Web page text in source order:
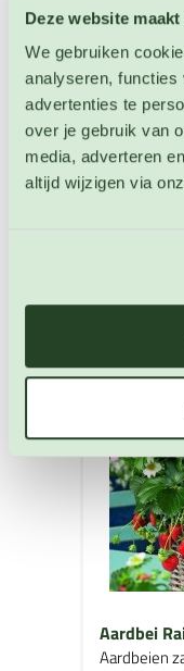
Deze website
We gebruiken
analyseren, functies
advertenties te
over je gebruik van
media, adverteren
altijd wijzigen via
Aardbei
Aardbeien
€ 6,75
OP
Aardbei
Aardbeien